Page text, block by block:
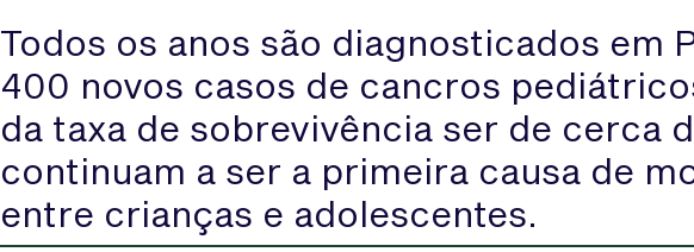
Todos os anos são diagnosticados em
400 novos casos de cancros
da taxa de sobrevivência ser de cerca
continuam a ser a primeira causa de
entre crianças e adolescentes.